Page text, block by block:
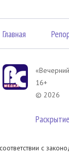
Главная
16+
© 2026
с